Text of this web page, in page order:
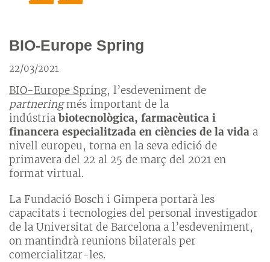
BIO-Europe Spring
22/03/2021
BIO-Europe Spring, l’esdeveniment de
partneringmés important de la
indústria biotecnològica, farmacèutica i
financera especialitzada en ciències de la vida a
nivell europeu, torna en la seva edició de
primavera del 22 al 25 de març del 2021 en
format virtual.
La Fundació Bosch i Gimpera portarà les
capacitats i tecnologies del personal investigador
de la Universitat de Barcelona a l’esdeveniment,
on mantindrà reunions bilaterals per
comercialitzar-les.